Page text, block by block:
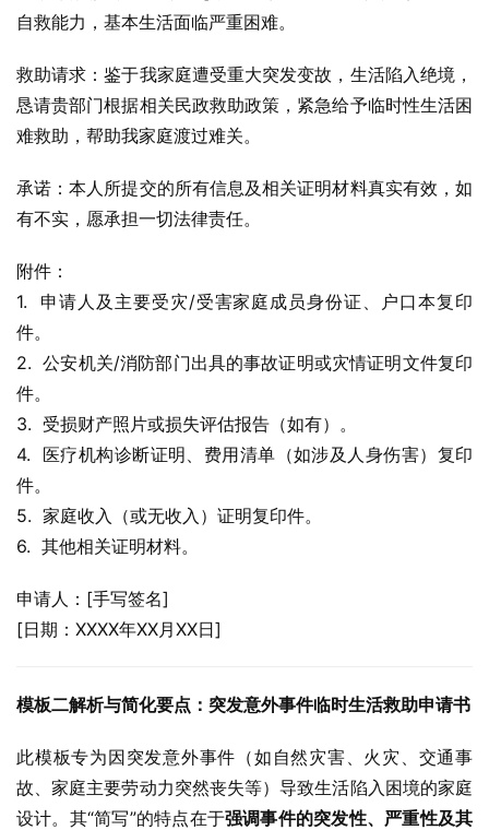
自救能力，基本生活面临严重困难。
救助请求：鉴于我家庭遭受重大突发变故，生活陷入绝境，
恳请贵部门根据相关民政救助政策，紧急给予临时性生活困
难救助，帮助我家庭渡过难关。
承诺：本人所提交的所有信息及相关证明材料真实有效，如
有不实，愿承担一切法律责任。
附件：
1.  申请人及主要受灾/受害家庭成员身份证、户口本复印
件。
2.  公安机关/消防部门出具的事故证明或灾情证明文件复印
件。
3.  受损财产照片或损失评估报告（如有）。
4.  医疗机构诊断证明、费用清单（如涉及人身伤害）复印
件。
5.  家庭收入（或无收入）证明复印件。
6.  其他相关证明材料。
申请人：[手写签名]
[日期：XXXX年XX月XX日]
模板二解析与简化要点：突发意外事件临时生活救助申请书
此模板专为因突发意外事件（如自然灾害、火灾、交通事
故、家庭主要劳动力突然丧失等）导致生活陷入困境的家庭
设计。其“简写”的特点在于强调事件的突发性、严重性及其